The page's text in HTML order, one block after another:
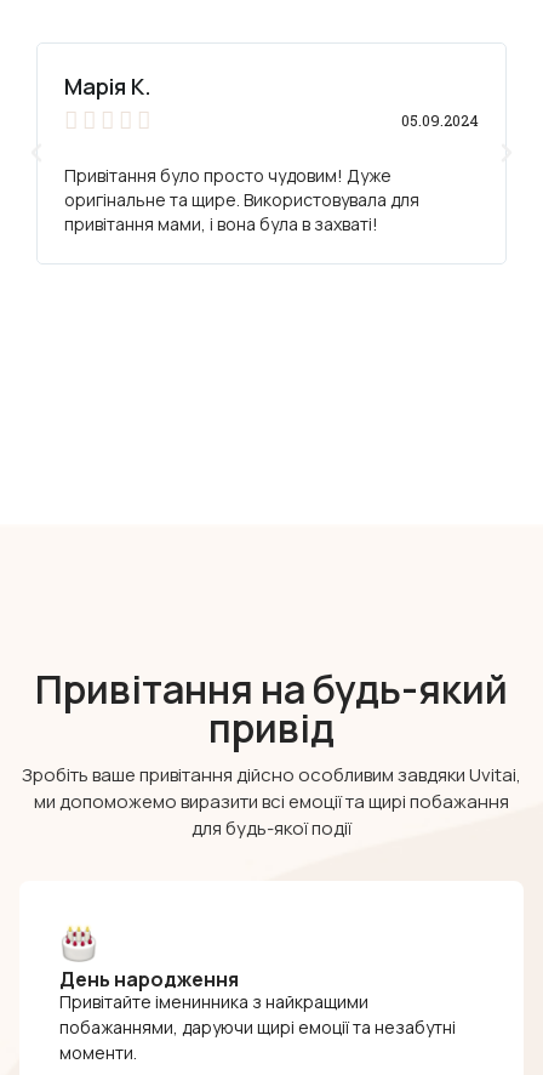
Марія К.
     05.09.2024
Привітання було просто чудовим! Дуже
оригінальне та щире. Використовувала для
привітання мами, і вона була в захваті!
Привітання на будь-який
привід
Зробіть ваше привітання дійсно особливим завдяки Uvitai,
ми допоможемо виразити всі емоції та щирі побажання
для будь-якої події
День народження
Привітайте іменинника з найкращими
побажаннями, даруючи щирі емоції та незабутні
моменти.